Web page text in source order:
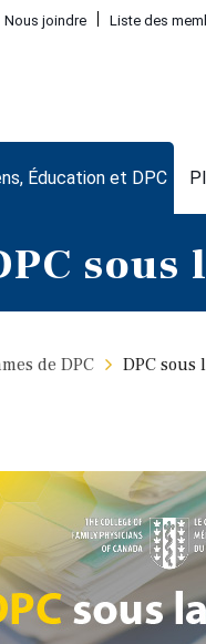
Nous joindre Liste des
Éducation et DPC
sous
de DPC DPC sous